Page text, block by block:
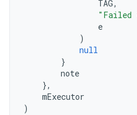
TAG,
"Failed
e
)
null
}
note
},
mExecutor
)